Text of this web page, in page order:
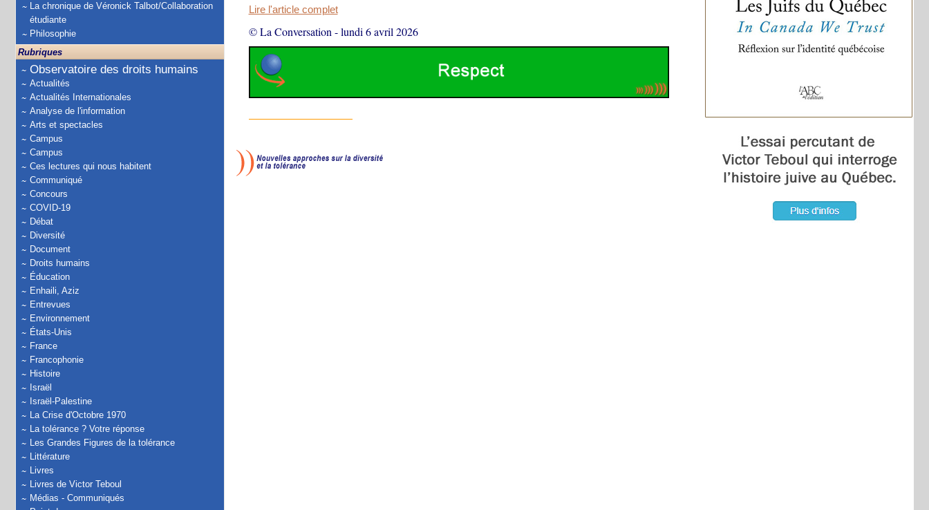
La chronique de Véronick Talbot/Collaboration
étudiante
Philosophie
Rubriques
Observatoire des droits humains
Actualités
Actualités Internationales
Analyse de l'information
Arts et spectacles
Campus
Campus
Ces lectures qui nous habitent
Communiqué
Concours
COVID-19
Débat
Diversité
Document
Droits humains
Éducation
Enhaili, Aziz
Entrevues
Environnement
États-Unis
France
Francophonie
Histoire
Israël
Israël-Palestine
La Crise d'Octobre 1970
La tolérance ? Votre réponse
Les Grandes Figures de la tolérance
Littérature
Livres
Livres de Victor Teboul
Médias - Communiqués
Lire l'article complet
© La Conversation -lundi 6 avril 2026